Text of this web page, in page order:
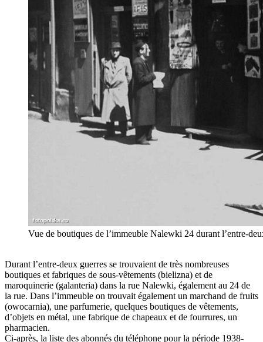
Vue de boutiques de l’immeuble Nalewki 24 durant l’entre-
Durant l’entre-deux guerres se trouvaient de très nombreuses
boutiques et fabriques de sous-vêtements (bielizna) et de
maroquinerie (galanteria) dans la rue Nalewki, également au 24 de
la rue. Dans l’immeuble on trouvait également un marchand de fruits
(owocarnia), une parfumerie, quelques boutiques de vêtements,
d’objets en métal, une fabrique de chapeaux et de fourrures, un
pharmacien.
Ci-après, la liste des abonnés du téléphone pour la période 1938-